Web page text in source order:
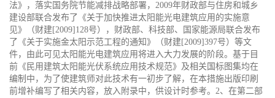
法》，落实国务院节能减排战略部署，2009年财政部与住房和城乡
建设部联合发布了《关于加快推进太阳能光电建筑应用的实施意
见》（财建[2009]128号），财政部、科技部、国家能源局联合发布
了《关于实施金太阳示范工程的通知》（财建[2009]397号）等文
件，由此可见太阳能光电建筑应用将进入大力发展的阶段。基于目
前《民用建筑太阳能光伏系统应用技术规范》及相关国标图集均在
编制中，为了使建筑师对此技术有一初步了解，在本措施出版印刷
前增补编写了相关内容，放入附录中，供设计时参考。2、在第二部